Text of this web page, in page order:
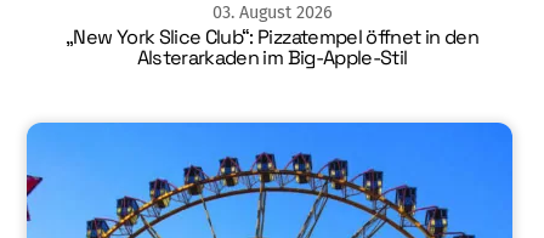
03. August 2026
„New York Slice Club“: Pizzatempel öffnet in den
Alsterarkaden im Big-Apple-Stil